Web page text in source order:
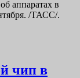
аппаратах в
/ТАСС/.
чип в